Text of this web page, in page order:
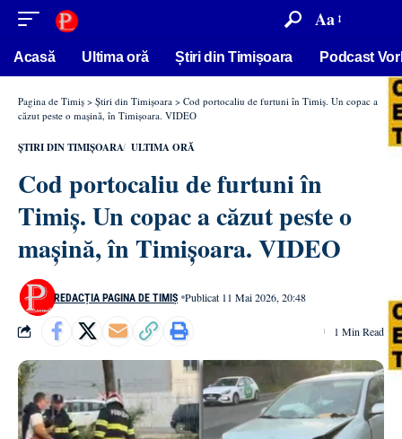
conținut Aa
Acasă Ultima oră Știri din Timișoara Podcast
Pagina de Timiș > Știri din Timișoara > Cod portocaliu de furtuni în Timiș. Un copac a
căzut peste o mașină, în Timișoara. VIDEO
ȘTIRI DIN TIMIȘOARA ULTIMA ORĂ
Cod portocaliu de furtuni în
Timiș. Un copac a căzut peste o
mașină, în Timișoara. VIDEO
REDACȚIA PAGINA DE TIMIȘ Publicat 11 Mai 2026, 20:48
1 Min Read